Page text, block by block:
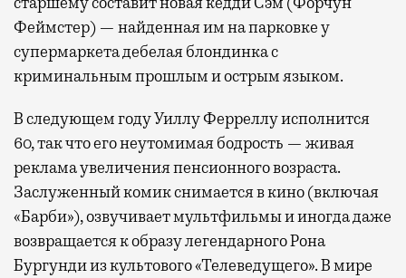
Феймстер) — найденная им на парковке у
супермаркета дебелая блондинка с
криминальным прошлым и острым языком.
В следующем году Уиллу Ферреллу исполнится
60, так что его неутомимая бодрость — живая
реклама увеличения пенсионного возраста.
Заслуженный комик снимается в кино (включая
«Барби»), озвучивает мультфильмы и иногда даже
возвращается к образу легендарного Рона
Бургунди из культового «Телеведущего». В мире